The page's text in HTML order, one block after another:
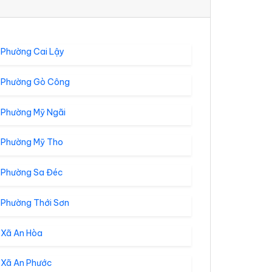
Phường Cai Lậy
Phường Gò Công
Phường Mỹ Ngãi
Phường Mỹ Tho
Phường Sa Đéc
Phường Thới Sơn
Xã An Hòa
Xã An Phước